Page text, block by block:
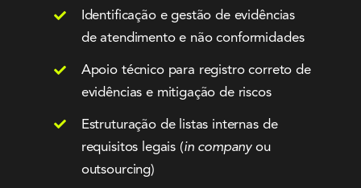
Identificação e gestão de evidências
de atendimento e não conformidades
Apoio técnico para registro correto de
evidências e mitigação de riscos
Estruturação de listas internas de
requisitos legais (in companyou
outsourcing)